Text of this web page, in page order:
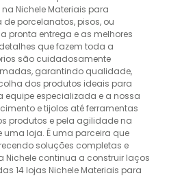
Nichele Materiais para
porcelanatos, pisos, ou
pronta entrega e as melhores
que fazem toda a
são cuidadosamente
garantindo qualidade,
dos produtos ideais para
equipe especializada e a nossa
e tijolos até ferramentas
produtos e pela agilidade na
uma loja. É uma parceira que
soluções completas e
Nichele continua a construir laços
14 lojas Nichele Materiais para